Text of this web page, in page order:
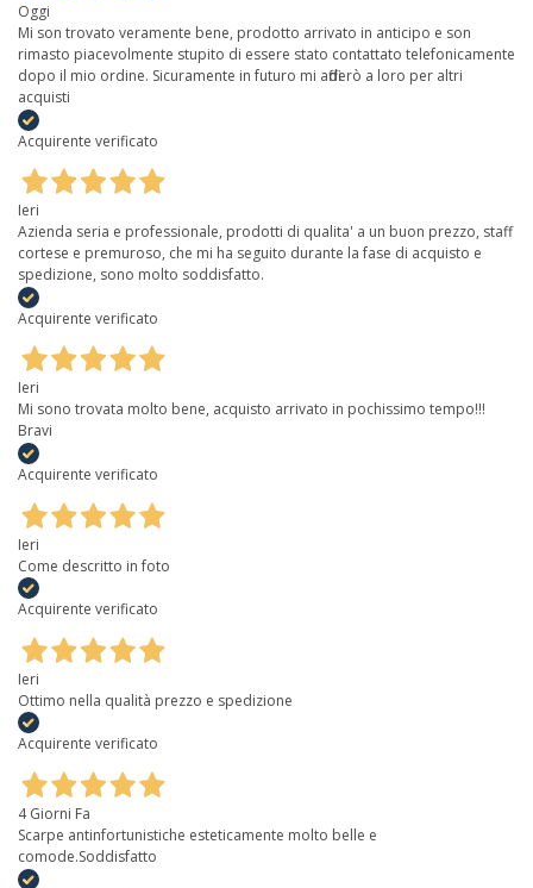
Oggi
Mi son trovato veramente bene, prodotto arrivato in anticipo e son
rimasto piacevolmente stupito di essere stato contattato telefonicamente
dopo il mio ordine. Sicuramente in futuro mi affiderò a loro per altri
acquisti
Acquirente verificato
Ieri
Azienda seria e professionale, prodotti di qualita' a un buon prezzo, staff
cortese e premuroso, che mi ha seguito durante la fase di acquisto e
spedizione, sono molto soddisfatto.
Acquirente verificato
Ieri
Mi sono trovata molto bene, acquisto arrivato in pochissimo tempo!!!
Bravi
Acquirente verificato
Ieri
Come descritto in foto
Acquirente verificato
Ieri
Ottimo nella qualità prezzo e spedizione
Acquirente verificato
4 Giorni Fa
Scarpe antinfortunistiche esteticamente molto belle e
comode.Soddisfatto